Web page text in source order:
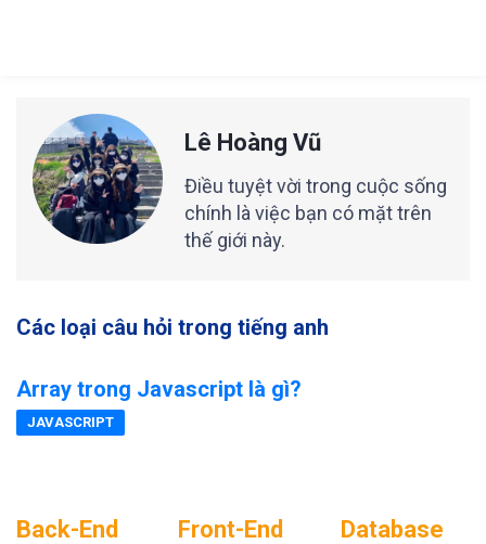
Lê Hoàng Vũ
Điều tuyệt vời trong cuộc sống
chính là việc bạn có mặt trên
thế giới này.
Các loại câu hỏi trong tiếng anh
Array trong Javascript là gì?
JAVASCRIPT
Back-End Front-End Database